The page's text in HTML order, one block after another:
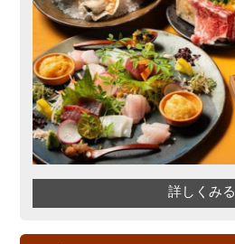
詳しくみる